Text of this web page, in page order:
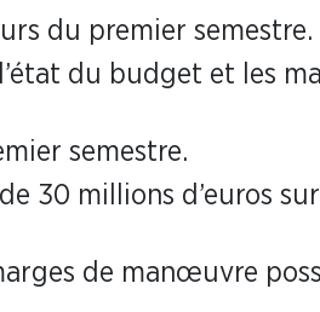
du premier semestre.
du budget et les
semestre.
30 millions d’euros
de manœuvre